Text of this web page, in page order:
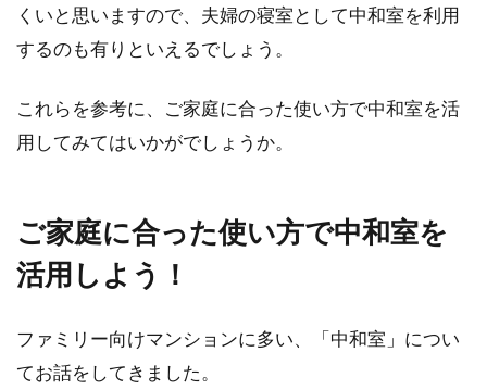
くいと思いますので、夫婦の寝室として中和室を利用
するのも有りといえるでしょう。
これらを参考に、ご家庭に合った使い方で中和室を活
用してみてはいかがでしょうか。
ご家庭に合った使い方で中和室を
活用しよう！
ファミリー向けマンションに多い、「中和室」につい
てお話をしてきました。